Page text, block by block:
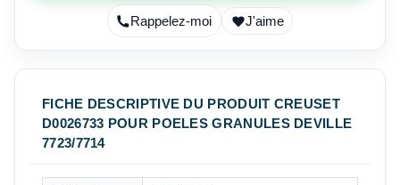
Rappelez-moi J'aime
FICHE DESCRIPTIVE DU PRODUIT CREUSET
D0026733 POUR POELES GRANULES DEVILLE
7723/7714